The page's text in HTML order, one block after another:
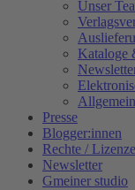
Unser
Kataloge
Presse
Blogger:innen
Rechte /
Newsletter
Gmeiner studio